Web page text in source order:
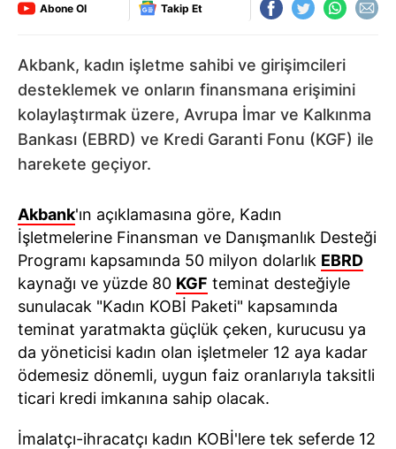
Abone Ol Takip Et
Akbank, kadın işletme sahibi ve girişimcileri
desteklemek ve onların finansmana erişimini
kolaylaştırmak üzere, Avrupa İmar ve Kalkınma
Bankası (EBRD) ve Kredi Garanti Fonu (KGF) ile
harekete geçiyor.
Akbank'ın açıklamasına göre, Kadın
İşletmelerine Finansman ve Danışmanlık Desteği
Programı kapsamında 50 milyon dolarlık EBRD
kaynağı ve yüzde 80 KGF teminat desteğiyle
sunulacak "Kadın KOBİ Paketi" kapsamında
teminat yaratmakta güçlük çeken, kurucusu ya
da yöneticisi kadın olan işletmeler 12 aya kadar
ödemesiz dönemli, uygun faiz oranlarıyla taksitli
ticari kredi imkanına sahip olacak.
İmalatçı-ihracatçı kadın KOBİ'lere tek seferde 12